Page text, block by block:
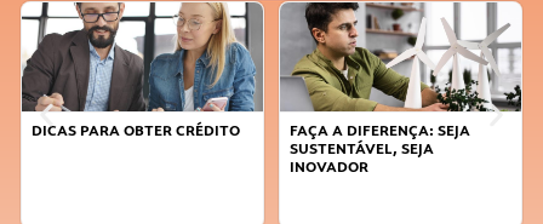
DICAS PARA OBTER CRÉDITO
FAÇA A DIFERENÇA: SEJA
SUSTENTÁVEL, SEJA
INOVADOR